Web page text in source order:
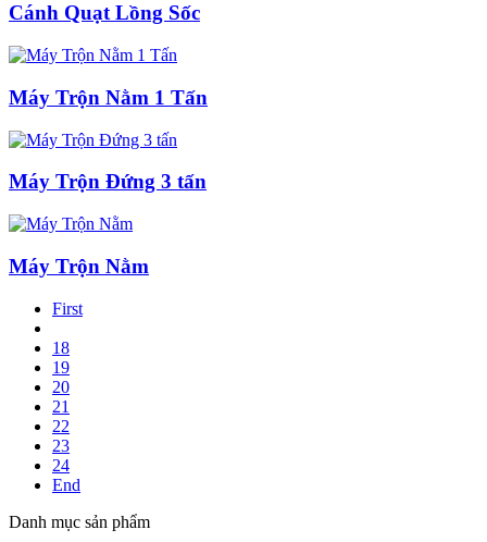
Cánh Quạt Lồng Sốc
Máy Trộn Nằm 1 Tấn
Máy Trộn Đứng 3 tấn
Máy Trộn Nằm
First
18
19
20
21
22
23
24
End
Danh mục sản phẩm